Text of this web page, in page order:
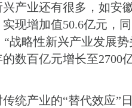
业还有很多，如安
现增加值50.6亿元，
“战略性新兴产业发展
数百亿元增长至2700
产业的“替代效应”日